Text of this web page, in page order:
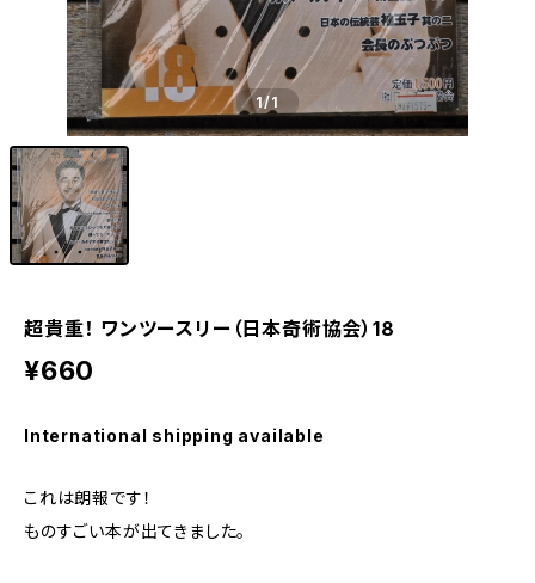
1/1
超貴重！ ワンツースリー（日本奇術協会）18
¥660
International shipping available
これは朗報です！
ものすごい本が出てきました。